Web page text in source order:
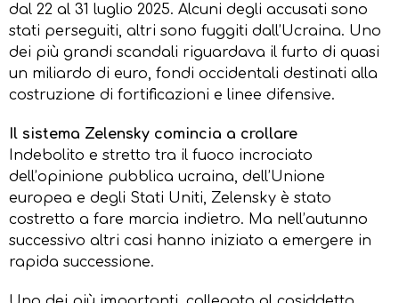
dal 22 al 31 luglio 2025. Alcuni degli accusati sono
stati perseguiti, altri sono fuggiti dall’Ucraina. Uno
dei più grandi scandali riguardava il furto di quasi
un miliardo di euro, fondi occidentali destinati alla
costruzione di fortificazioni e linee difensive.
Il sistema Zelensky comincia a crollare
Indebolito e stretto tra il fuoco incrociato
dell’opinione pubblica ucraina, dell’Unione
europea e degli Stati Uniti, Zelensky è stato
costretto a fare marcia indietro. Ma nell’autunno
successivo altri casi hanno iniziato a emergere in
rapida successione.